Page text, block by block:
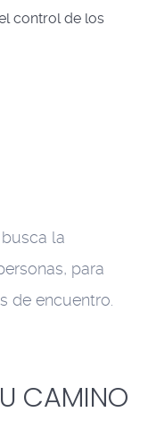
control de los
la
para
de encuentro.
CAMINO